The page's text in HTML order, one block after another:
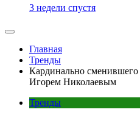
3 недели спустя
Главная
Тренды
Кардинально
Игорем Николаевым
Тренды